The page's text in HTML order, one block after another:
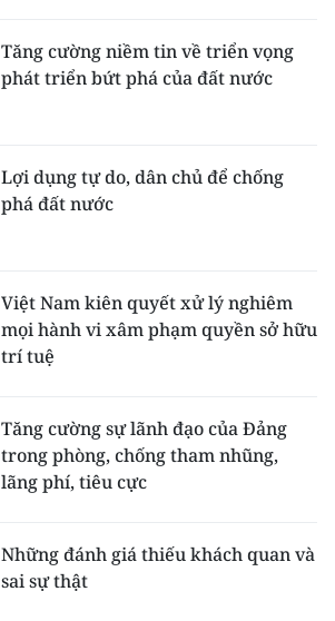
Tăng cường niềm tin về triển vọng
phát triển bứt phá của đất nước
Lợi dụng tự do, dân chủ để chống
phá đất nước
Việt Nam kiên quyết xử lý nghiêm
mọi hành vi xâm phạm quyền sở hữu
trí tuệ
Tăng cường sự lãnh đạo của Đảng
trong phòng, chống tham nhũng,
lãng phí, tiêu cực
Những đánh giá thiếu khách quan và
sai sự thật